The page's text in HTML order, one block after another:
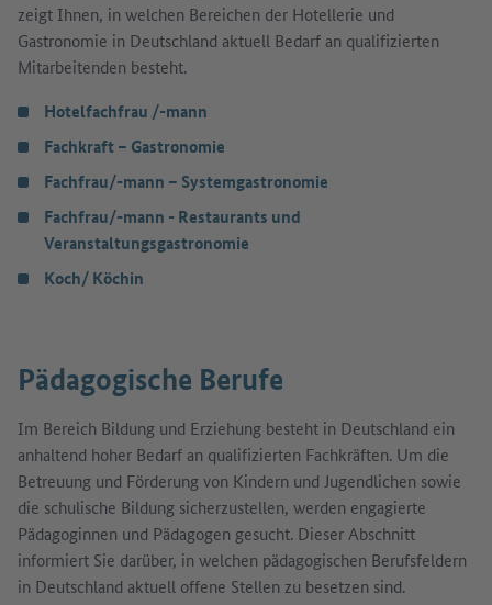
zeigt Ihnen, in welchen Bereichen der Hotellerie und
Gastronomie in Deutschland aktuell Bedarf an qualifizierten
Mitarbeitenden besteht.
Hotelfachfrau /-mann
Fachkraft – Gastronomie
Fachfrau/-mann – Systemgastronomie
Fachfrau/-mann - Restaurants und
Veranstaltungsgastronomie
Koch/ Köchin
Pädagogische Berufe
Im Bereich Bildung und Erziehung besteht in Deutschland ein
anhaltend hoher Bedarf an qualifizierten Fachkräften. Um die
Betreuung und Förderung von Kindern und Jugendlichen sowie
die schulische Bildung sicherzustellen, werden engagierte
Pädagoginnen und Pädagogen gesucht. Dieser Abschnitt
informiert Sie darüber, in welchen pädagogischen Berufsfeldern
in Deutschland aktuell offene Stellen zu besetzen sind.